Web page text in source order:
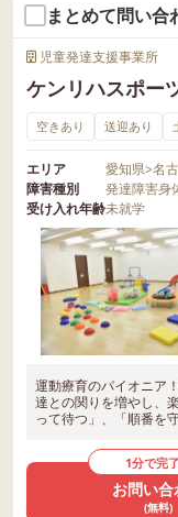
まとめて問い合
児童発達支援事業所
ケンリハスポー
空きあり 送迎あり
エリア 愛知県>名
障害種別
発達障害身
受け入れ年齢未就学
運動療育のパイオニア
達との関りを増やし、
って待つ」、「順番を
1分で完
お問い合
(無料)